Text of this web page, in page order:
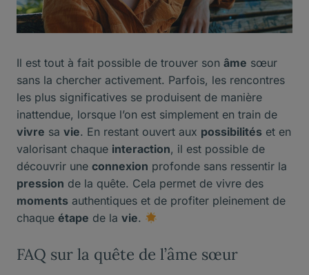
Il est tout à fait possible de trouver son âme sœur
sans la chercher activement. Parfois, les rencontres
les plus significatives se produisent de manière
inattendue, lorsque l’on est simplement en train de
vivre sa vie. En restant ouvert aux possibilités et en
valorisant chaque interaction, il est possible de
découvrir une connexion profonde sans ressentir la
pression de la quête. Cela permet de vivre des
moments authentiques et de profiter pleinement de
chaque étape de la vie.
FAQ sur la quête de l’âme sœur